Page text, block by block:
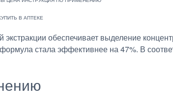
обеспечивает выделение
стала эффективнее на 47%. В